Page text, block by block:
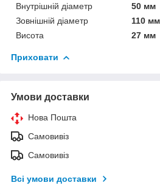
Внутрішній діаметр
50 мм
Зовнішній діаметр
110 мм
Висота
27 мм
Приховати
Умови доставки
Нова Пошта
Самовивіз
Самовивіз
Всі умови доставки